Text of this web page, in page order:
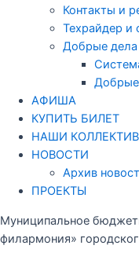
Контакты и
Техрайдер и
Добрые дела
АФИША
КУПИТЬ БИЛЕТ
НАШИ
НОВОСТИ
Архив
ПРОЕКТЫ
Муниципальное
филармония»